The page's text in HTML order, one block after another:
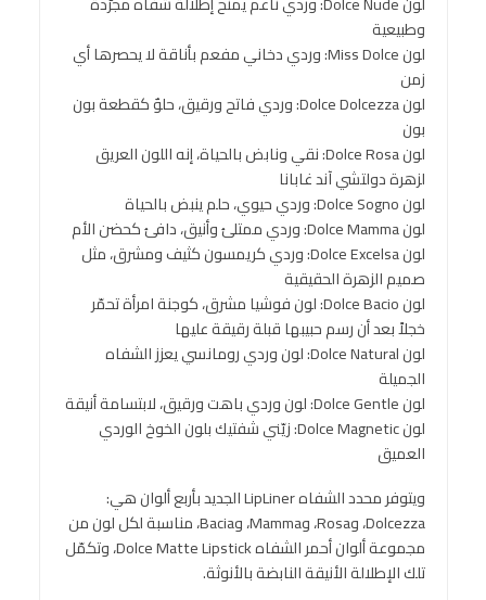
وطبيعية
لون Miss Dolce: وردي دخاني مفعم بأناقة لا يحصرها أي
زمن
لون Dolce Dolcezza: وردي فاتح ورقيق، حلوٌ كقطعة بون
بون
لون Dolce Rosa: نقي ونابض بالحياة، إنه اللون العريق
لزهرة دولتشي آند غابانا
لون Dolce Sogno: وردي حيوي، حلم ينبض بالحياة
لون Dolce Mamma: وردي ممتلئ وأنيق، دافئ كحضن الأم
لون Dolce Excelsa: وردي كريمسون كثيف ومشرق، مثل
صميم الزهرة الحقيقية
لون Dolce Bacio: لون فوشيا مشرق، كوجنة امرأة تحمّر
خجلاً بعد أن رسم حبيبها قبلة رقيقة عليها
لون Dolce Natural: لون وردي رومانسي يعزز الشفاه
الجميلة
لون Dolce Gentle: لون وردي باهت ورقيق، لابتسامة أنيقة
لون Dolce Magnetic: زيّني شفتيك بلون الخوخ الوردي
العميق
ويتوفر محدد الشفاه LipLiner الجديد بأربع ألوان هي:
Dolcezza، وRosa، وMamma، وBacia، مناسبة لكل لون من
مجموعة ألوان أحمر الشفاه Dolce Matte Lipstick، وتكمّل
تلك الإطلالة الأنيقة النابضة بالأنوثة.